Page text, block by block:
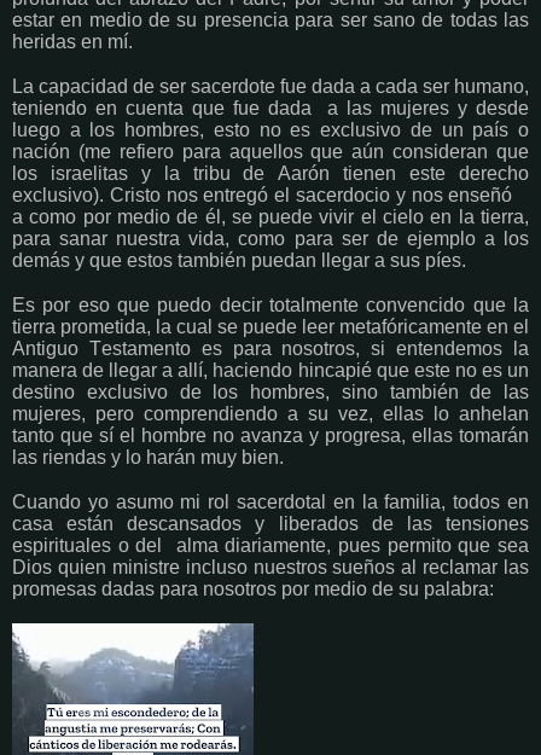
estar en medio de su presencia para ser sano de todas las
heridas en mí.
La capacidad de ser sacerdote fue dada a cada ser humano,
teniendo en cuenta que fue dada a las mujeres y desde
luego a los hombres, esto no es exclusivo de un país o
nación (me refiero para aquellos que aún consideran que
los israelitas y la tribu de Aarón tienen este derecho
exclusivo). Cristo nos entregó el sacerdocio y nos enseñó
a como por medio de él, se puede vivir el cielo en la tierra,
para sanar nuestra vida, como para ser de ejemplo a los
demás y que estos también puedan llegar a sus píes.
Es por eso que puedo decir totalmente convencido que la
tierra prometida, la cual se puede leer metafóricamente en el
Antiguo Testamento es para nosotros, si entendemos la
manera de llegar a allí, haciendo hincapié que este no es un
destino exclusivo de los hombres, sino también de las
mujeres, pero comprendiendo a su vez, ellas lo anhelan
tanto que sí el hombre no avanza y progresa, ellas tomarán
las riendas y lo harán muy bien.
Cuando yo asumo mi rol sacerdotal en la familia, todos en
casa están descansados y liberados de las tensiones
espirituales o del alma diariamente, pues permito que sea
Dios quien ministre incluso nuestros sueños al reclamar las
promesas dadas para nosotros por medio de su palabra: